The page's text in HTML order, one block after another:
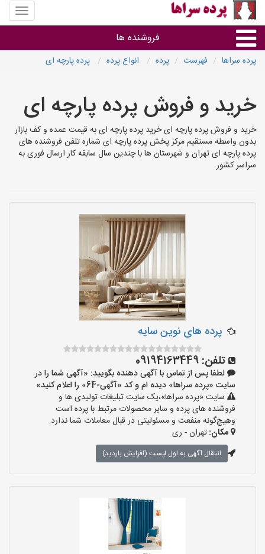
منوی
سایت
سراها
فروشنده ها
استان ها
پرده سراها فهرست پرده انواع پرده پرده پارچه ای
خرید و فروش پرده پارچه ای
خرید و فروش پرده پارچه ای خرید پرده پارچه ای به قیمت عمده و کف بازار
بدون واسطه مستقیم مرکز پخش پرده پارچه ای شماره تلفن فروشنده های
پرده پارچه ای تهران و شهرستان ها با چندین سال سابقه کار ارسال فوری به
سراسر کشور
پرده های نوین سایه
تلفن: 09194163449
لطفا پس از تماس با آگهی دهنده بگویید: «آگهی شما را در
سایت «پرده سراها» دیده ام و کد «آگهی-64» را اعلام کنید»
سایت «پرده سراها»،یک سایت تبلیغات تولیدی ها و
فروشنده های پرده و سایر محصولات مرتبط با پرده است
وهیچ‌گونه منفعت و مسئولیتی در قبال معاملات شما ندارد.
مکان:تهران - ری
انتقال آگهی به اول لیست (افزایش بازدید)